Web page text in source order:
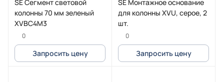
SE Сегмент световой
колонны 70 мм зеленый
XVBC4M3
0
Запросить цену
SE Монтажное основание
для колонны XVU, серое, 2
шт.
0
Запросить цену